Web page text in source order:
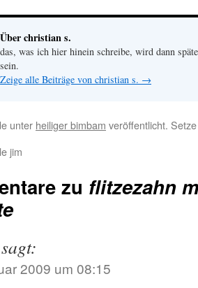
Über christian s.
das, was ich hier hinein schreibe, wird dann
sein.
Zeige alle Beiträge von christian s. →
unter heiliger bimbam veröffentlicht.
jim
zu flitzezahn
sagt:
2009 um 08:15